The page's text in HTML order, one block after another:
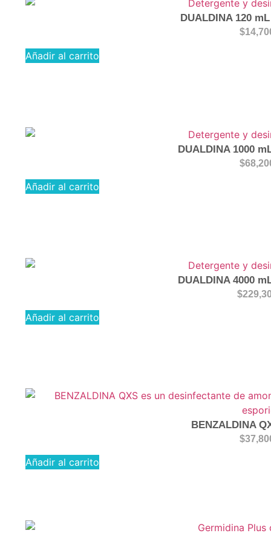
DUALDINA 120
$
Añadir al carrito
DUALDINA 1000
$
Añadir al carrito
DUALDINA 4000
$
Añadir al carrito
BENZALDINA
$
Añadir al carrito